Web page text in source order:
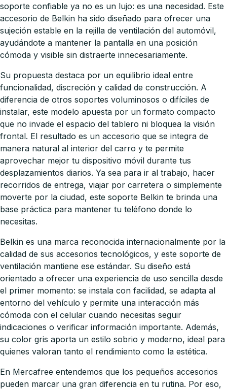
soporte confiable ya no es un lujo: es una necesidad. Este
accesorio de Belkin ha sido diseñado para ofrecer una
sujeción estable en la rejilla de ventilación del automóvil,
ayudándote a mantener la pantalla en una posición
cómoda y visible sin distraerte innecesariamente.
Su propuesta destaca por un equilibrio ideal entre
funcionalidad, discreción y calidad de construcción. A
diferencia de otros soportes voluminosos o difíciles de
instalar, este modelo apuesta por un formato compacto
que no invade el espacio del tablero ni bloquea la visión
frontal. El resultado es un accesorio que se integra de
manera natural al interior del carro y te permite
aprovechar mejor tu dispositivo móvil durante tus
desplazamientos diarios. Ya sea para ir al trabajo, hacer
recorridos de entrega, viajar por carretera o simplemente
moverte por la ciudad, este soporte Belkin te brinda una
base práctica para mantener tu teléfono donde lo
necesitas.
Belkin es una marca reconocida internacionalmente por la
calidad de sus accesorios tecnológicos, y este soporte de
ventilación mantiene ese estándar. Su diseño está
orientado a ofrecer una experiencia de uso sencilla desde
el primer momento: se instala con facilidad, se adapta al
entorno del vehículo y permite una interacción más
cómoda con el celular cuando necesitas seguir
indicaciones o verificar información importante. Además,
su color gris aporta un estilo sobrio y moderno, ideal para
quienes valoran tanto el rendimiento como la estética.
En Mercafree entendemos que los pequeños accesorios
pueden marcar una gran diferencia en tu rutina. Por eso,